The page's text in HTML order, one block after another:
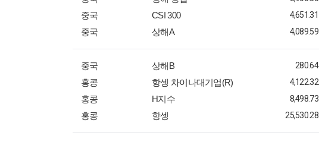
중국 CSI 300 4,651.31
중국 상해A 4,089.59
중국 상해B 280.64
홍콩 항셍 차이나대기업(R) 4,122.32
홍콩 H지수 8,498.73
홍콩 항셍 25,530.28